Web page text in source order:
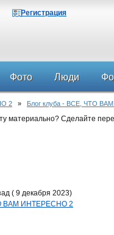
Регистрация
Фото Люди
2 » Блог клуба - ВСЕ, ЧТО
материально? Сделайте
( 9 декабря 2023)
ВАМ ИНТЕРЕСНО 2